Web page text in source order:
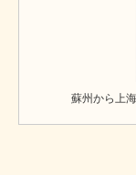
蘇州から上